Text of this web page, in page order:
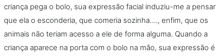
criança pega o bolo, sua expressão facial induziu-me a pensar
que ela o esconderia, que comeria sozinha…., enfim, que os
animais não teriam acesso a ele de forma alguma. Quando a
criança aparece na porta com o bolo na mão, sua expressão é